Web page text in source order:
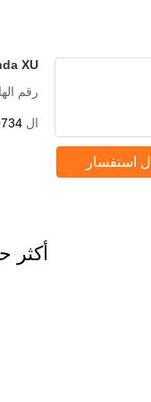
XU
رقم
ال WhatsApp :
استفسار
أكثر